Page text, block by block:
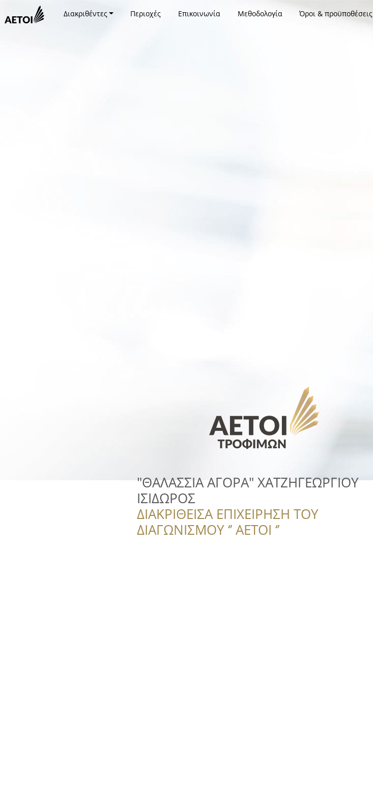
Διακριθέντες Περιοχές Επικοινωνία Μεθοδολογία Όροι & προϋποθέσεις
"ΘΑΛΑΣΣΙΑ ΑΓΟΡΑ" ΧΑΤΖΗΓΕΩΡΓΙΟΥ
ΙΣΙΔΩΡΟΣ
ΔΙΑΚΡΙΘΕΙΣΑ ΕΠΙΧΕΙΡΗΣΗ ΤΟΥ
ΔΙΑΓΩΝΙΣΜΟΥ ‘’ ΑΕΤΟΙ ‘’